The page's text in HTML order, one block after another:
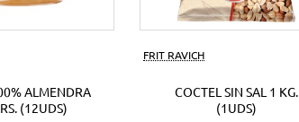
ALMENDRA
(12UDS)
FRIT RAVICH
COCTEL SIN SAL 1 KG.
(1UDS)